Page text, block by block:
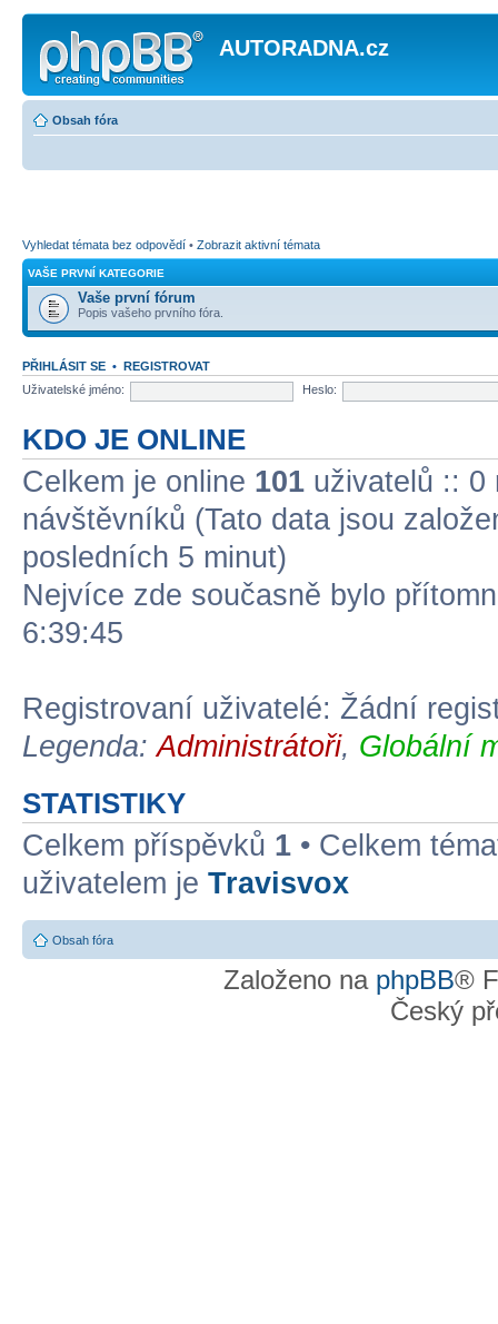
AUTORADNA.cz
Obsah fóra
Vyhledat témata bez odpovědí • Zobrazit aktivní témata
VAŠE PRVNÍ KATEGORIE
Vaše první fórum
Popis vašeho prvního fóra.
PŘIHLÁSIT SE • REGISTROVAT
Uživatelské jméno:
Heslo:
KDO JE ONLINE
Celkem je online 101 uživatelů :: 0
návštěvníků (Tato data jsou
posledních 5 minut)
Nejvíce zde současně bylo
6:39:45
Registrovaní uživatelé: Žádní
Legenda:Administrátoři, Globální
STATISTIKY
Celkem příspěvků 1 • Celkem
uživatelem je Travisvox
Obsah fóra
Založeno na phpBB®
Český